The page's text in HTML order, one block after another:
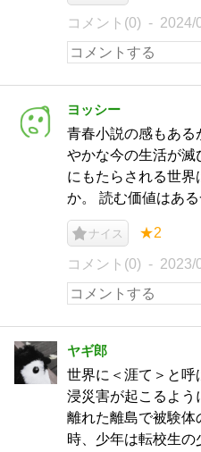
コメント(0) 2024/
ヨッシー
青春小説の感もある
やかな今の生活が滅
にもたらされる世
か。 読む価値はある
ナイス ★2
コメント(0) 2023/
ヤギ郎
世界に＜涯て＞と呼
浸災害が起こるよう
離れた離島で被験体
時、少年は転校生